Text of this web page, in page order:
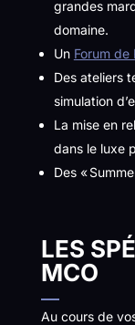
grandes
domaine.
Un Forum de
Des ateliers
simulation
La mise en
dans le luxe
Des «
LES
MCO
Au cours de